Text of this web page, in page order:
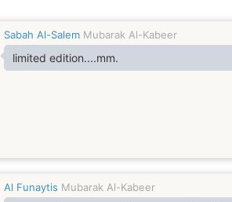
Sabah Al-Salem Mubarak Al-Kabeer
limited edition....mm.
Al Funaytis Mubarak Al-Kabeer